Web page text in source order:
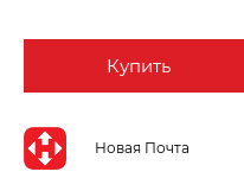
Купить
Новая Почта